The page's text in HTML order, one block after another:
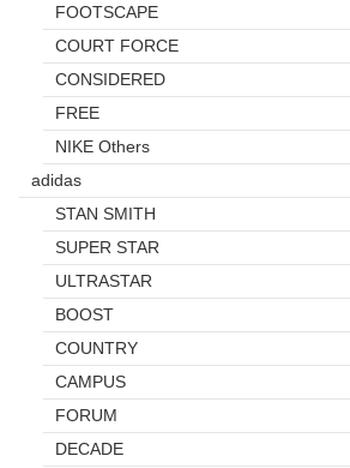
FOOTSCAPE
COURT FORCE
CONSIDERED
FREE
NIKE Others
adidas
STAN SMITH
SUPER STAR
ULTRASTAR
BOOST
COUNTRY
CAMPUS
FORUM
DECADE